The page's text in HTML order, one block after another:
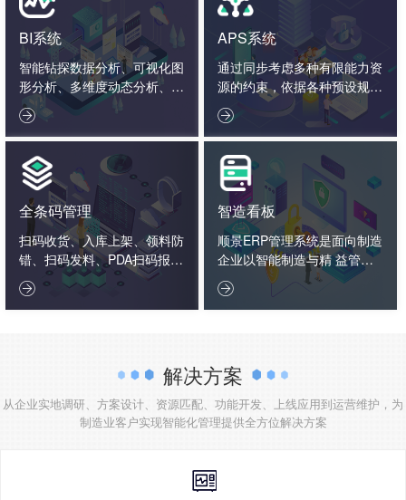
BI系统
智能钻探数据分析、可视化图
形分析、多维度动态分析、数
据报表决策分析、企业大数据
分析。

APS系统
通过同步考虑多种有限能力资
源的约束，依据各种预设规
则，通过系统化的智能化数学
算法，通过反复模拟、试探、
优化、计算，从而给出相对完
善的生产详细计划。

全条码管理
扫码收货、入库上架、领料防
错、扫码发料、PDA扫码报
工、入库标签打印、扫码出
货、扫码追溯生产用料、条码

智造看板
顺景ERP管理系统是面向制造
企业以智能制造与精 益管理
为核心的一体化管理软件，以
制造…

解决方案
从企业实地调研、方案设计、资源匹配、功能开发、上线应用到运营维护，为
制造业客户实现智能化管理提供全方位解决方案